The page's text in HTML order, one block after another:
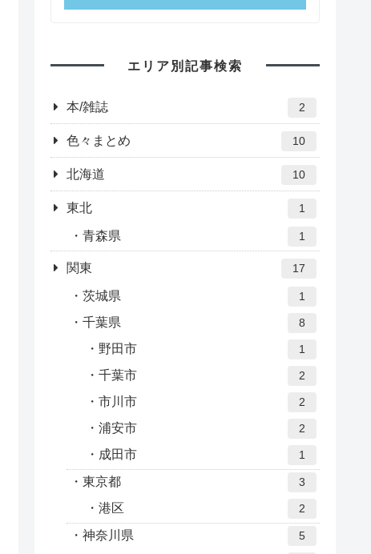
エリア別記事検索
本/雑誌 2
色々まとめ 10
北海道 10
東北 1
青森県 1
関東 17
茨城県 1
千葉県 8
野田市 1
千葉市 2
市川市 2
浦安市 2
成田市 1
東京都 3
港区 2
神奈川県 5